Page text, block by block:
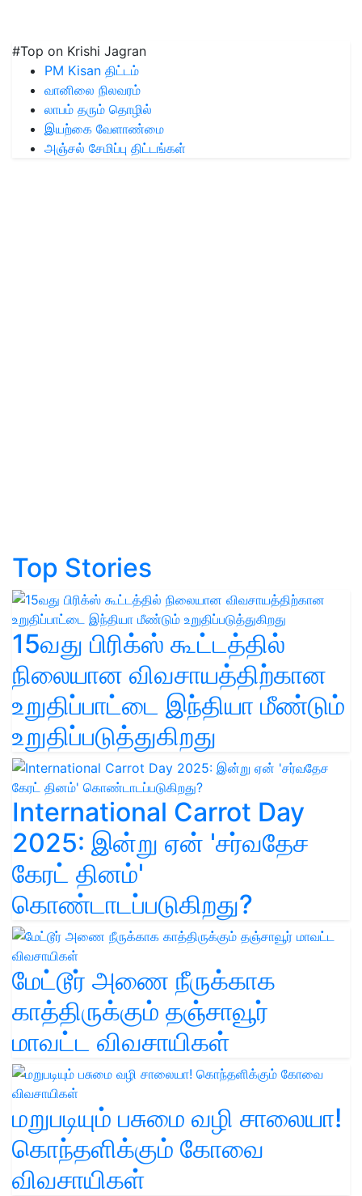
#Top on Krishi Jagran
PM Kisan திட்டம்
வானிலை நிலவரம்
லாபம் தரும் தொழில்
இயற்கை வேளாண்மை
அஞ்சல் சேமிப்பு திட்டங்கள்
Top Stories
15வது பிரிக்ஸ் கூட்டத்தில்
நிலையான விவசாயத்திற்கான
உறுதிப்பாட்டை இந்தியா மீண்டும்
உறுதிப்படுத்துகிறது
International Carrot Day
2025: இன்று ஏன் 'சர்வதேச
கேரட் தினம்'
கொண்டாடப்படுகிறது?
மேட்டூர் அணை நீருக்காக
காத்திருக்கும் தஞ்சாவூர்
மாவட்ட விவசாயிகள்
மறுபடியும் பசுமை வழி சாலையா!
கொந்தளிக்கும் கோவை
விவசாயிகள்